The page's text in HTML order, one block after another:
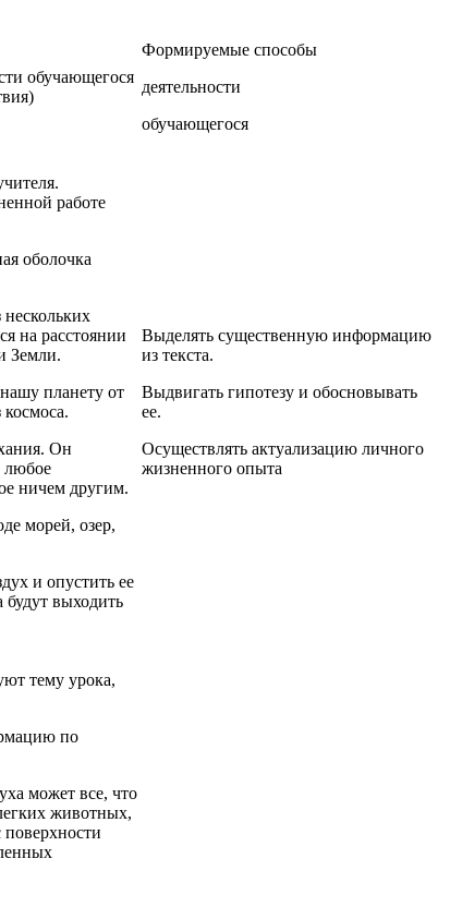
обучающегося
Формируемые способы
деятельности
обучающегося
работе
оболочка
на расстоянии
Земли.
планету от
Он
любое
ничем другим.
морей, озер,
и опустить ее
будут выходить
Выделять существенную информацию
из текста.
Выдвигать гипотезу и обосновывать
ее.
Осуществлять актуализацию личного
жизненного опыта
тему урока,
по
может все, что
животных,
поверхности